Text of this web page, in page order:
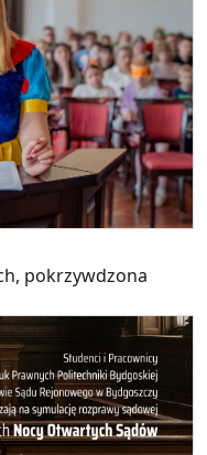
pokrzywdzona